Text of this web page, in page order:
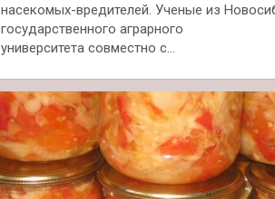
насекомых-вредителей. Ученые из
государственного аграрного
университета совместно с…